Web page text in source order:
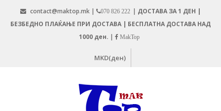
content
contact@maktop.mk | 070 826 222 | ДОСТАВА ЗА 1 ДЕН |
БЕЗБЕДНО ПЛАЌАЊЕ ПРИ ДОСТАВА | БЕСПЛАТНА ДОСТАВА НАД
1000 ден. | MakTop
MKD(ден)